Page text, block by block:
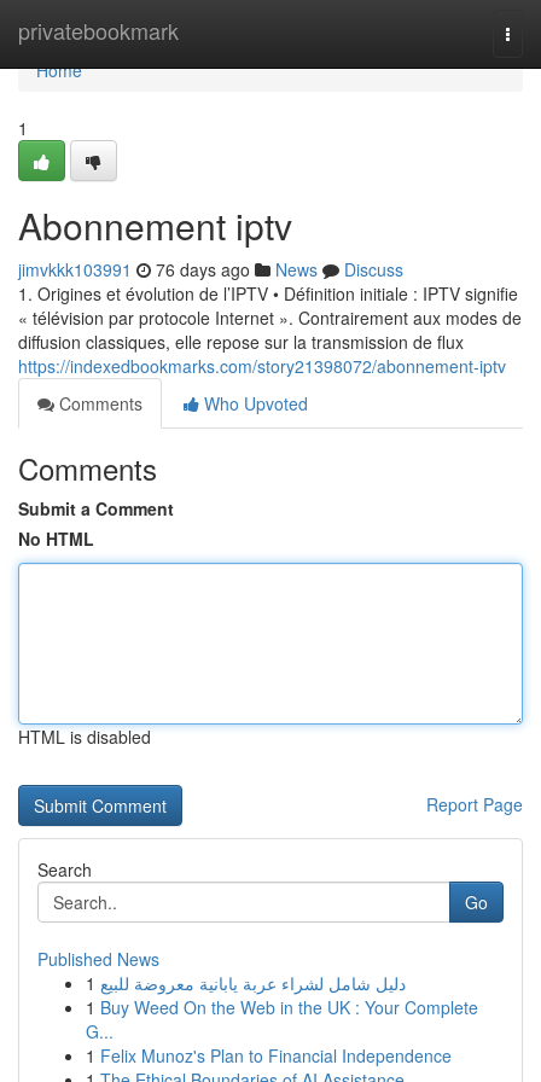
privatebookmark
Home
Home
1
Abonnement iptv
jimvkkk103991 76 days ago News
Discuss
1. Origines et évolution de l’IPTV • Définition initiale : IPTV signifie
« télévision par protocole Internet ». Contrairement aux modes de
diffusion classiques, elle repose sur la transmission de flux
https://indexedbookmarks.com/story21398072/abonnement-iptv
Comments
Who Upvoted
Comments
Submit a Comment
No HTML
HTML is disabled
Report Page
Search
Go
Published News
1 دليل شامل لشراء عربة يابانية معروضة للبيع
1 Buy Weed On the Web in the UK : Your Complete
G...
1 Felix Munoz's Plan to Financial Independence